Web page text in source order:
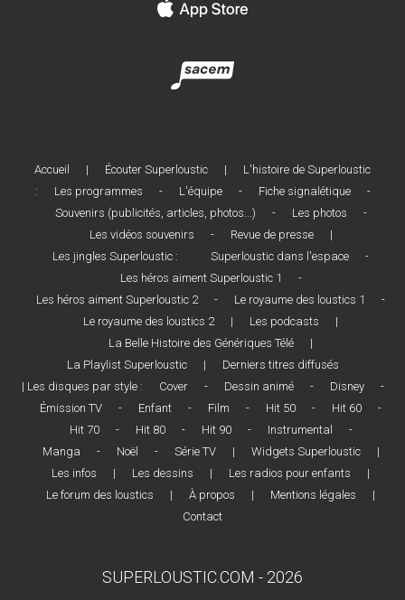
Accueil | Écouter Superloustic |
L'histoire de Superloustic
:
Les programmes - L'équipe - Fiche signalétique
-
Souvenirs (publicités, articles, photos...)
- Les photos
-
Les vidéos souvenirs
- Revue de presse
|
Les jingles Superloustic :
Superloustic dans l'espace
-
Les héros aiment Superloustic 1
-
Les héros aiment Superloustic 2
- Le royaume des loustics 1
-
Le royaume des loustics 2
| Les podcasts
|
La Belle Histoire des Génériques Télé
|
La Playlist Superloustic
|
Derniers titres diffusés
| Les disques par style :
Cover - Dessin animé - Disney
-
Émission TV
- Enfant - Film - Hit 50 - Hit 60
-
Hit 70
- Hit 80 - Hit 90 - Instrumental
-
Manga
- Noël - Série TV | Widgets Superloustic
|
Les infos
| Les dessins | Les radios pour enfants
|
Le forum des loustics
| À propos | Mentions légales
|
Contact
SUPERLOUSTIC.COM - 2026